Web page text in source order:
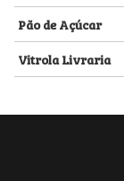
Pão de Açúcar
Vitrola Livraria